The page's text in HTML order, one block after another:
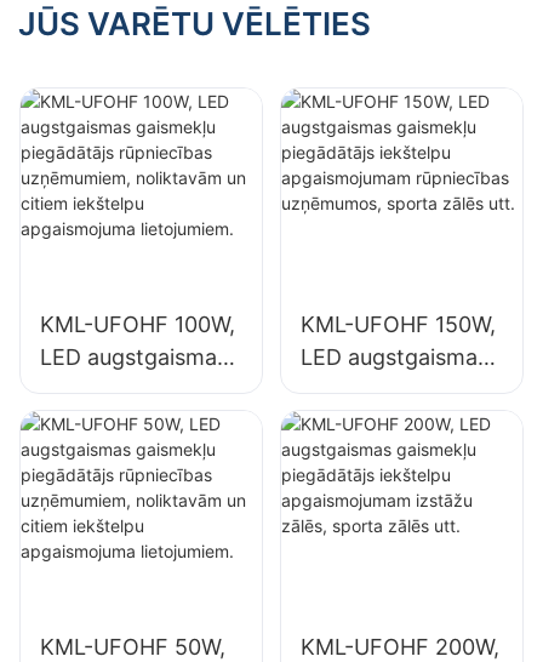
iekštelpu
uzņēmumos,
sporta zālēs utt.
iekštelpu
sporta zālēs utt.
JŪS VARĒTU VĒLĒTIES
KML-UFOHF 100W,
LED augstgaismas
gaismekļu
piegādātājs
rūpniecības
uzņēmumiem,
noliktavām un
citiem iekštelpu
KML-UFOHF 150W,
LED augstgaismas
gaismekļu
piegādātājs
iekštelpu
apgaismojumam
rūpniecības
KML-UFOHF 50W,
KML-UFOHF 200W,